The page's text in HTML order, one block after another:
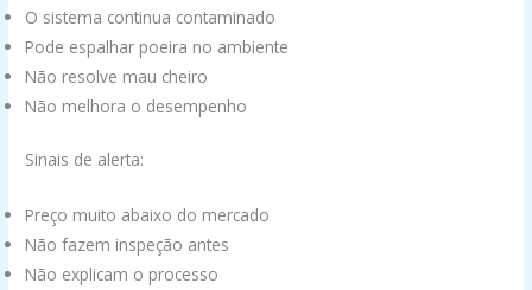
O sistema continua contaminado
Pode espalhar poeira no ambiente
Não resolve mau cheiro
Não melhora o desempenho
Sinais de alerta:
Preço muito abaixo do mercado
Não fazem inspeção antes
Não explicam o processo